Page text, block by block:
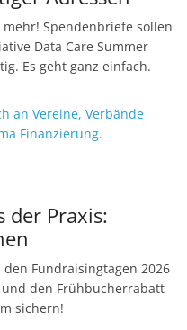
Spendenbriefe sollen
Data Care Summer
Es geht ganz einfach.
der Praxis:
Fundraisingtagen 2026
und den Frühbucherrabatt
sichern!